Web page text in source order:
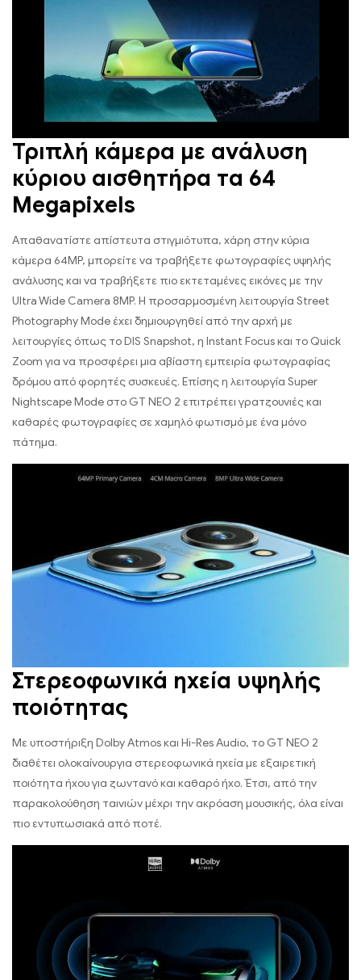
Τριπλή κάμερα με ανάλυση
κύριου αισθητήρα τα 64
Megapixels
Απαθανατίστε απίστευτα στιγμιότυπα, χάρη στην κύρια
κάμερα 64MP, μπορείτε να τραβήξετε φωτογραφίες υψηλής
ανάλυσης και να τραβήξετε πιο εκτεταμένες εικόνες με την
Ultra Wide Camera 8MP. Η προσαρμοσμένη λειτουργία Street
Photography Mode έχει δημιουργηθεί από την αρχή με
λειτουργίες όπως το DIS Snapshot, η Instant Focus και το Quick
Zoom για να προσφέρει μια αβίαστη εμπειρία φωτογραφίας
δρόμου από φορητές συσκευές. Επίσης η λειτουργία Super
Nightscape Mode στο GT NEO 2 επιτρέπει γρατζουνιές και
καθαρές φωτογραφίες σε χαμηλό φωτισμό με ένα μόνο
πάτημα.
Στερεοφωνικά ηχεία υψηλής
ποιότητας
Με υποστήριξη Dolby Atmos και Hi-Res Audio, το GT NEO 2
διαθέτει ολοκαίνουργια στερεοφωνικά ηχεία με εξαιρετική
ποιότητα ήχου για ζωντανό και καθαρό ήχο. Έτσι, από την
παρακολούθηση ταινιών μέχρι την ακρόαση μουσικής, όλα είναι
πιο εντυπωσιακά από ποτέ.